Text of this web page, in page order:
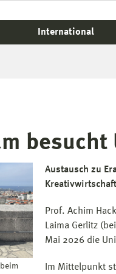
International
Austausch zu
Prof. Achim
Laima Gerlitz
Mai 2026 die
Im Mittelpunkt